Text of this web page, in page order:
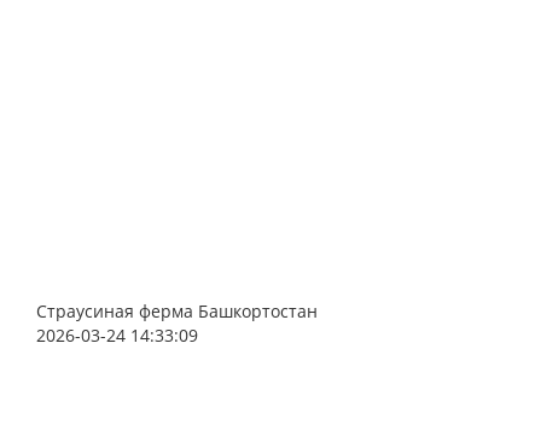
Страусиная ферма Башкортостан
2026-03-24 14:33:09